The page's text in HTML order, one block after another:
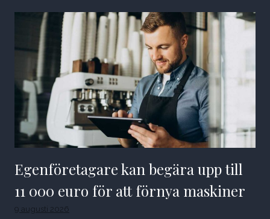
Egenföretagare kan begära upp till
11 000 euro för att förnya maskiner
9 augusti 2026